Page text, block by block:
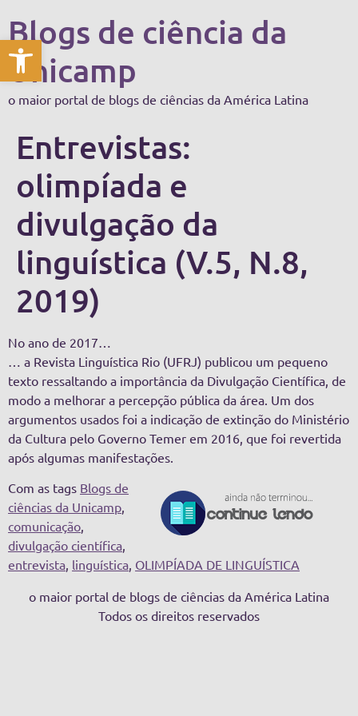
Abrir a barra de ferramentas
Blogs de ciência da
Unicamp
o maior portal de blogs de ciências da América Latina
Entrevistas:
olimpíada e
divulgação da
linguística (V.5, N.8,
2019)
No ano de 2017…
… a Revista Linguística Rio (UFRJ) publicou um pequeno
texto ressaltando a importância da Divulgação Científica, de
modo a melhorar a percepção pública da área. Um dos
argumentos usados foi a indicação de extinção do Ministério
da Cultura pelo Governo Temer em 2016, que foi revertida
após algumas manifestações.
Com as tags Blogs de
ciências da Unicamp,
comunicação,
divulgação científica,
entrevista, linguística, OLIMPÍADA DE LINGUÍSTICA
o maior portal de blogs de ciências da América Latina
Todos os direitos reservados